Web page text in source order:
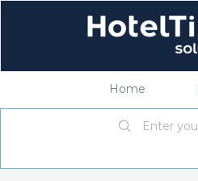
Home